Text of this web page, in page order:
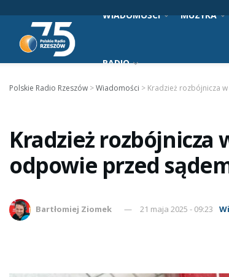
WIADOMOŚCI MUZYKA
RADIO
Polskie Radio Rzeszów >Wiadomości > Kradzież rozbójnicza
Kradzież rozbójnicza
odpowie przed
Bartłomiej Ziomek 21 maja 2025 - 09:23